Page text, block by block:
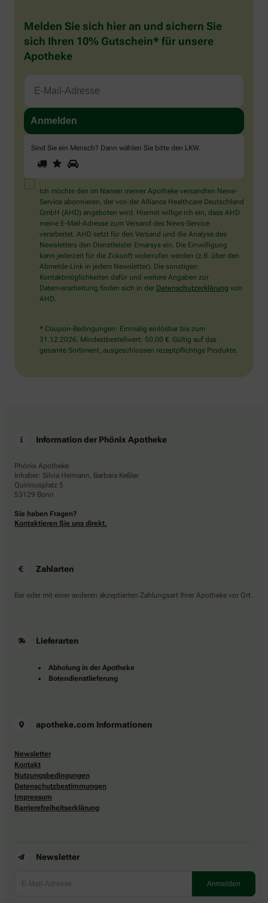
Melden Sie sich hier an und sichern Sie
sich Ihren 10% Gutschein* für unsere
Apotheke
Sind Sie ein Mensch? Dann wählen Sie bitte den LKW
Sie
ein
Mensch?
Dann
wählen
Sie
bitte
den
LKW.
1 2
Ich möchte den im Namen meiner Apotheke versandten News-
Service abonnieren, der von der Alliance Healthcare Deutschland
GmbH (AHD) angeboten wird. Hiermit willige ich ein, dass AHD
meine E-Mail-Adresse zum Versand des News-Service
verarbeitet. AHD setzt für den Versand und die Analyse des
Newsletters den Dienstleister Emarsys ein. Die Einwilligung
kann jederzeit für die Zukunft widerrufen werden (z.B. über den
Abmelde-Link in jedem Newsletter). Die sonstigen
Kontaktmöglichkeiten dafür und weitere Angaben zur
Datenverarbeitung finden sich in der Datenschutzerklärung von
AHD.
* Coupon-Bedingungen: Einmalig einlösbar bis zum
31.12.2026. Mindestbestellwert: 50,00 €. Gültig auf das
gesamte Sortiment, ausgeschlossen rezeptpflichtige Produkte.
Information der Phönix Apotheke
Phönix Apotheke
Inhaber: Silvia Heimann, Barbara Keßler
Quirinusplatz 5
53129 Bonn
Sie haben Fragen?
Kontaktieren Sie uns direkt.
Zahlarten
Bar oder mit einer anderen akzeptierten Zahlungsart Ihrer Apotheke vor Ort.
Lieferarten
Abholung in der Apotheke
Botendienstlieferung
apotheke.com Informationen
Newsletter
Kontakt
Nutzungsbedingungen
Datenschutzbestimmungen
Impressum
Barrierefreiheitserklärung
Newsletter